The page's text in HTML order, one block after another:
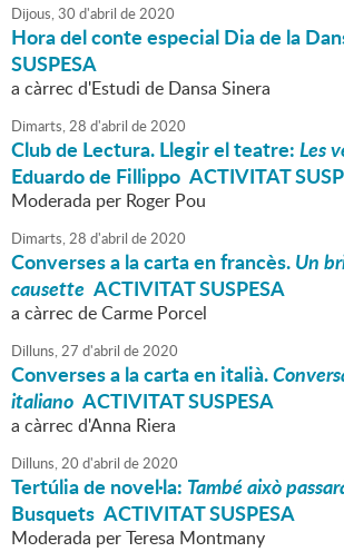
Dijous,30 d'abril de2020
Hora del conte especial Dia de la
SUSPESA
a càrrec d'Estudi de Dansa Sinera
Dimarts,28 d'abril de2020
Club de Lectura. Llegir el teatre:Les
Eduardo de Fillippo ACTIVITAT
Moderada per Roger Pou
Dimarts,28 d'abril de2020
Converses a la carta en francès.Un
causette ACTIVITAT SUSPESA
a càrrec de Carme Porcel
Dilluns,27 d'abril de2020
Converses a la carta en italià.
italiano ACTIVITAT SUSPESA
a càrrec d'Anna Riera
Dilluns,20 d'abril de2020
Tertúlia de novel·la: També això
Busquets ACTIVITAT SUSPESA
Moderada per Teresa Montmany